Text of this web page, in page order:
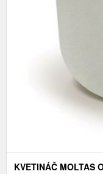
KVETINÁČ MOLTAS